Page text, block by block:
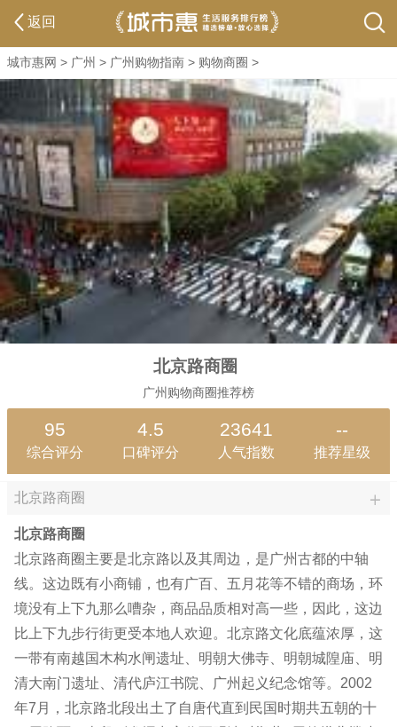
返回
城市惠网 > 广州 > 广州购物指南 > 购物商圈 >
北京路商圈
广州购物商圈推荐榜
95
综合评分
4.5
口碑评分
23641
人气指数
--
推荐星级
北京路商圈
北京路商圈
北京路商圈主要是北京路以及其周边，是广州古都的中轴
线。这边既有小商铺，也有广百、五月花等不错的商场，环
境没有上下九那么嘈杂，商品品质相对高一些，因此，这边
比上下九步行街更受本地人欢迎。北京路文化底蕴浓厚，这
一带有南越国木构水闸遗址、明朝大佛寺、明朝城隍庙、明
清大南门遗址、清代庐江书院、广州起义纪念馆等。2002
年7月，北京路北段出土了自唐代直到民国时期共五朝的十